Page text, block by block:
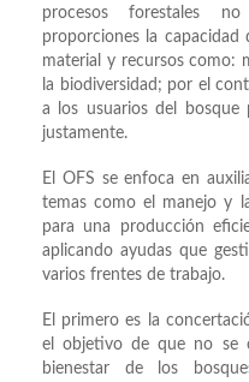
procesos forestales
proporciones la
material y recursos como:
la biodiversidad; por el
a los usuarios del
justamente.
El OFS se enfoca en
temas como el manejo y
para una producción
aplicando ayudas que
varios frentes de trabajo.
El primero es la
el objetivo de que no se
bienestar de los